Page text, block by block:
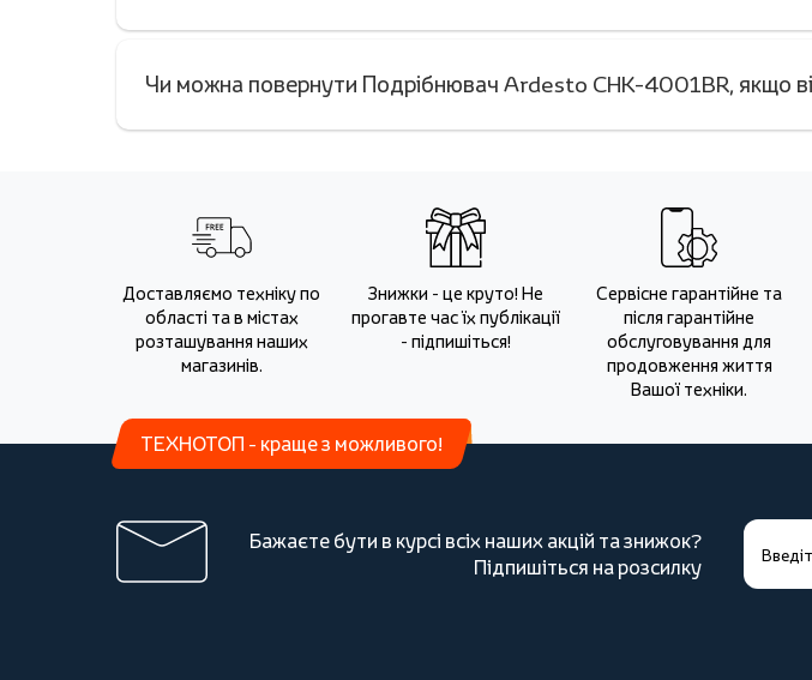
Чи можна повернути Подрібнювач Ardesto CHK-4001BR, якщо
Доставляємо техніку по
області та в містах
розташування наших
магазинів.
Знижки - це круто! Не
прогавте час їх публікації
- підпишіться!
Сервісне гарантійне та
після гарантійне
обслуговування для
продовження життя
Вашої техніки.
ТЕХНОТОП - краще з можливого!
Бажаєте бути в курсі всіх наших акцій та знижок?
Підпишіться на розсилку